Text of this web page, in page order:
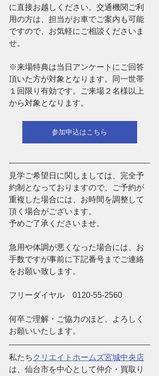
に直接お越しください。交通機関ご利
用の方は、担当がお車でご案内も可能
ですので、お気軽にご相談くださいま
せ。
※来場特典は当日アンケートにご回答
頂いた方が対象となります。同一世帯
１回限り有効です。ご来場２名様以上
から対象となります。
参加申込はこちら
見学ご希望日に関しましては、完全予
約制となっておりますので、ご予約が
重複した場合には、お時間を調整して
頂く場合がございます。
予めご了承くださいませ。
急用や体調が悪くなった場合には、お
手数ですが事前に下記番号までご連絡
をお願い致します。
フリーダイヤル　0120-55-2560
何卒ご理解・ご協力のほど、よろしく
お願いいたします。
私たち クリエイトホームズ宮城中央店
は、仙台市を中心として仲介・買取り